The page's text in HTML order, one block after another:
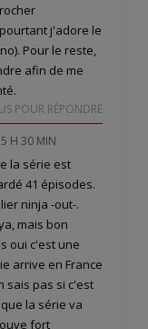
j'adore le
Pour le reste,
afin de me
POUR RÉPONDRE
H 30 MIN
la série est
41 épisodes.
ninja -out-.
mais bon
oui c'est une
arrive en France
sais pas si c'est
la série va
fort